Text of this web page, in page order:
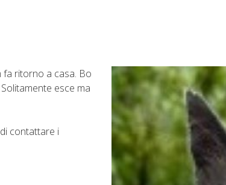
fa ritorno a casa. Bo
esce ma
contattare i